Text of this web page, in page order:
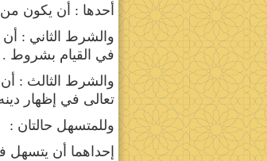
أحدها : أن يكون
والشرط الثاني :
في القيام بشروط .
والشرط الثالث :
تعالى في إظهار
وللمتسهل حالتان :
إحداهما أن يتسهل